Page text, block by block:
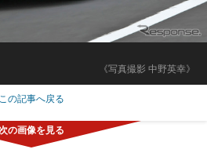
《写真撮影 中野英幸》
この記事へ戻る